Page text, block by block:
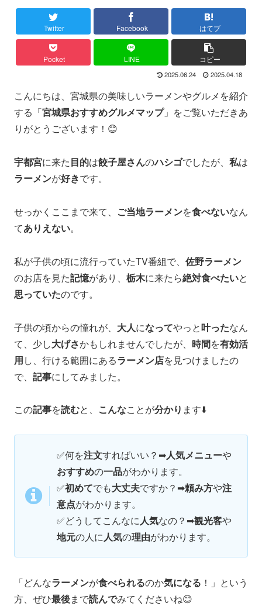
Twitter Facebook はてブ
Pocket LINE コピー
2025.06.24 2025.04.18
こんにちは、宮城県の美味しいラーメンやグルメを紹介
する「宮城県おすすめグルメマップ」をご覧いただきあ
りがとうございます！😊
宇都宮に来た目的は餃子屋さんのハシゴでしたが、 私は
ラーメンが好きです。
せっかくここまで来て、 ご当地ラーメンを食べないなん
てありえない。
私が子供の頃に流行っていたTV番組で、 佐野ラーメン
のお店を見た記憶があり、 栃木に来たら絶対食べたいと
思っていたのです。
子供の頃からの憧れが、 大人になってやっと叶ったなん
て、少し大げさかもしれませんでしたが、 時間を有効活
用し、行ける範囲にあるラーメン店を見つけましたの
で、 記事にしてみました。
この記事を読むと、 こんなことが分かり ます⬇️
✅何を注文すればいい？➡人気メニューや
おすすめの一品がわかります。
✅初めてでも大丈夫ですか？➡頼み方や注
意点がわかります。
✅どうしてこんなに人気なの？➡観光客や
地元の人に人気の理由がわかります。
「どんなラーメンが食べられるのか気になる ！」という
方、ぜひ最後まで読んでみてくださいね😊